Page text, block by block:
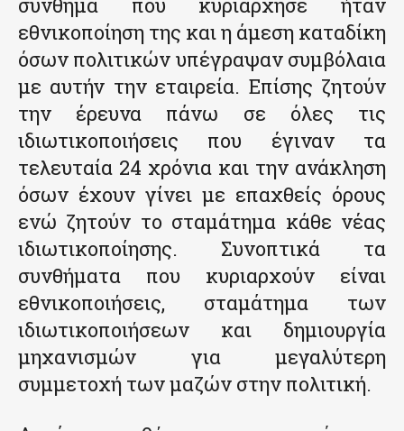
σύνθημα που κυριάρχησε ήταν
εθνικοποίηση της και η άμεση καταδίκη
όσων πολιτικών υπέγραψαν συμβόλαια
με αυτήν την εταιρεία. Επίσης ζητούν
την έρευνα πάνω σε όλες τις
ιδιωτικοποιήσεις που έγιναν τα
τελευταία 24 χρόνια και την ανάκληση
όσων έχουν γίνει με επαχθείς όρους
ενώ ζητούν το σταμάτημα κάθε νέας
ιδιωτικοποίησης. Συνοπτικά τα
συνθήματα που κυριαρχούν είναι
εθνικοποιήσεις, σταμάτημα των
ιδιωτικοποιήσεων και δημιουργία
μηχανισμών για μεγαλύτερη
συμμετοχή των μαζών στην πολιτική.